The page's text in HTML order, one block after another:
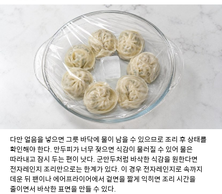
다만 얼음을 넣으면 그릇 바닥에 물이 남을 수 있으므로 조리 후 상태를
확인해야 한다. 만두피가 너무 젖으면 식감이 물러질 수 있어 물은
따라내고 잠시 두는 편이 낫다. 군만두처럼 바삭한 식감을 원한다면
전자레인지 조리만으로는 한계가 있다. 이 경우 전자레인지로 속까지
데운 뒤 팬이나 에어프라이어에서 겉면을 짧게 익히면 조리 시간을
줄이면서 바삭한 표면을 만들 수 있다.